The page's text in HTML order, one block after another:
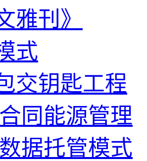
雅刊》
式
交钥匙工程
合同能源管理
数据托管模式